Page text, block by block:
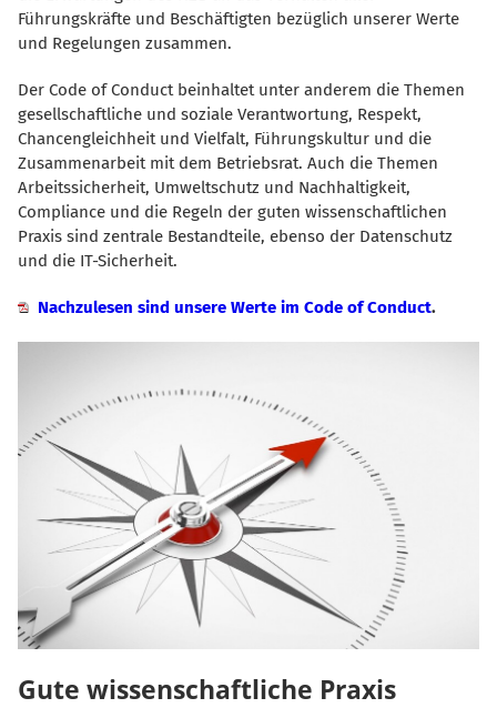
Führungskräfte und Beschäftigten bezüglich unserer Werte
und Regelungen zusammen.
Der Code of Conduct beinhaltet unter anderem die Themen
gesellschaftliche und soziale Verantwortung, Respekt,
Chancengleichheit und Vielfalt, Führungskultur und die
Zusammenarbeit mit dem Betriebsrat. Auch die Themen
Arbeitssicherheit, Umweltschutz und Nachhaltigkeit,
Compliance und die Regeln der guten wissenschaftlichen
Praxis sind zentrale Bestandteile, ebenso der Datenschutz
und die IT-Sicherheit.
Nachzulesen sind unsere Werte im Code of Conduct.
Gute wissenschaftliche Praxis